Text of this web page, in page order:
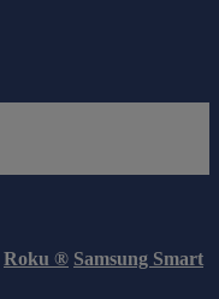
Roku ® Samsung Smart